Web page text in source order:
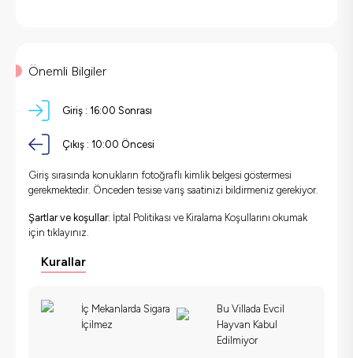
Önemli Bilgiler
Giriş : 16:00 Sonrası
Çıkış : 10:00 Öncesi
Giriş sırasında konukların fotoğraflı kimlik belgesi göstermesi
gerekmektedir. Önceden tesise varış saatinizi bildirmeniz gerekiyor.
Şartlar ve koşullar: İptal Politikası ve Kiralama Koşullarını okumak
için tıklayınız.
Kurallar
İç Mekanlarda Sigara
İçilmez
Bu Villada Evcil
Hayvan Kabul
Edilmiyor